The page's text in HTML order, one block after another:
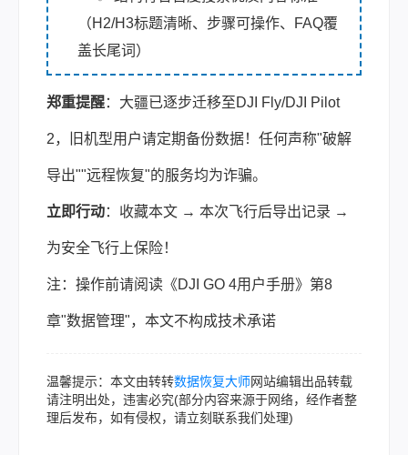
（H2/H3标题清晰、步骤可操作、FAQ覆
盖长尾词）
郑重提醒：大疆已逐步迁移至DJI Fly/DJI Pilot
2，旧机型用户请定期备份数据！任何声称"破解
导出""远程恢复"的服务均为诈骗。
立即行动：收藏本文 → 本次飞行后导出记录 →
为安全飞行上保险！
注：操作前请阅读《DJI GO 4用户手册》第8
章"数据管理"，本文不构成技术承诺
温馨提示：本文由转转数据恢复大师网站编辑出品转载
请注明出处，违害必究(部分内容来源于网络，经作者整
理后发布，如有侵权，请立刻联系我们处理)